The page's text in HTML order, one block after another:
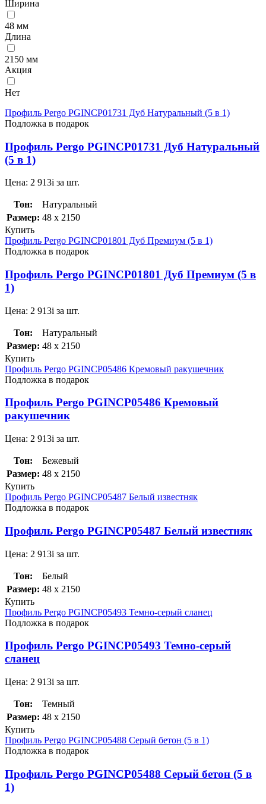
Ширина
48 мм
Длина
2150 мм
Акция
Нет
Профиль Pergo PGINCP01731 Дуб Натуральный (5 в 1)
Подложка в подарок
Профиль Pergo PGINCP01731 Дуб Натуральный
(5 в 1)
Цена: 2 913i за шт.
Тон:
Натуральный
Размер: 48 x 2150
Купить
Профиль Pergo PGINCP01801 Дуб Премиум (5 в 1)
Подложка в подарок
Профиль Pergo PGINCP01801 Дуб Премиум (5 в
1)
Цена: 2 913i за шт.
Тон:
Натуральный
Размер: 48 x 2150
Купить
Профиль Pergo PGINCP05486 Кремовый ракушечник
Подложка в подарок
Профиль Pergo PGINCP05486 Кремовый
ракушечник
Цена: 2 913i за шт.
Тон:
Бежевый
Размер: 48 x 2150
Купить
Профиль Pergo PGINCP05487 Белый известняк
Подложка в подарок
Профиль Pergo PGINCP05487 Белый известняк
Цена: 2 913i за шт.
Тон:
Белый
Размер: 48 x 2150
Купить
Профиль Pergo PGINCP05493 Темно-серый сланец
Подложка в подарок
Профиль Pergo PGINCP05493 Темно-серый
сланец
Цена: 2 913i за шт.
Тон:
Темный
Размер: 48 x 2150
Купить
Профиль Pergo PGINCP05488 Серый бетон (5 в 1)
Подложка в подарок
Профиль Pergo PGINCP05488 Серый бетон (5 в
1)